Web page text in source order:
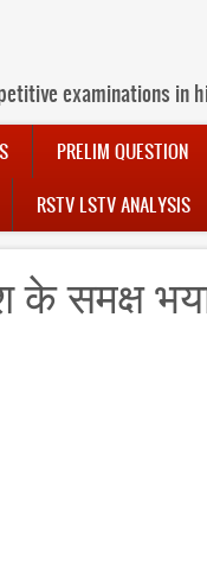
examinations in
PRELIM QUESTION
RSTV LSTV ANALYSIS
समक्ष